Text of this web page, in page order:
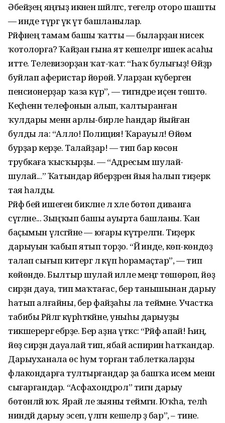
Әбейҙең яңғыҙ икәнен шәйләгәс, тегеләр оторо шашты
— инде түргә үк үтә башланылар.
Рәйфәнең тамам башы ҡатты — быларҙан нисек
ҡотолорға? Ҡайҙан ғына ят кешеләргә ишек асаһы
итте. Теле­визорҙан ҡат-ҡат: “Һаҡ булығыҙ! Өйҙәр
буйлап аферистар йөрөй. Уларҙан күберәген
пенсионерҙар ҡаза күрә”, — тигәндәре иҫенә төштө.
Кеҫәһенән телефонын алып, ҡалтыранған
ҡулдары менән арлы-бирле һандар йыйған
булды ла: “Алло! Полиция! Ҡарауыл! Өйөмә
бурҙар керҙе. Талайҙар! — тип бар көсөнә
трубкаға ҡысҡырҙы. — “Адресым шулай-
шулай...” Ҡатындар әйберҙәрен йыя һалып тиҙерәк
тая һалды.
Рәйфә әбей ишеген бикләне лә хәле бөтөп диванға
сүгәләне... Зыңҡып башы ауырта башланы. Ҡан
баҫымын үлсәгәйне — юғары күтәрелгән. Тиҙерәк
дарыуын ҡабып ятып торҙо. “Йә инде, көпә-көндөҙ
талап сығып китергә лә күп һорамаҫтар”, — тип
көйөндө. Былтыр шулай илле меңгә төшөрөп, йөҙ
сирҙән дауа, тип маҡтағас, бер танышынан дарыу
һатып алғайны, бер файҙаһы ла теймәне. Участка
табибы Рәйләгә күрһәткәйне, уныһы дарыуҙы
тикшерергә ебәрҙе. Бер аҙна үткәс: “Рәйфә апай! Һиңә,
йөҙ сирҙән дауалай тип, ябай аспирин һатҡандар.
Дарыуханала өс һум торған таблеткаларҙы
флакондарға тултырғандар ҙа башҡа исем менән
сығарғандар. “Асфахондрол” тигән дарыу
бөтөнләй юҡ. Ярай әле зыяны теймәгән. Юҡһа, теләһә
ниндәй дарыу эсеп, үлгән кешеләр ҙә бар”, – тине.